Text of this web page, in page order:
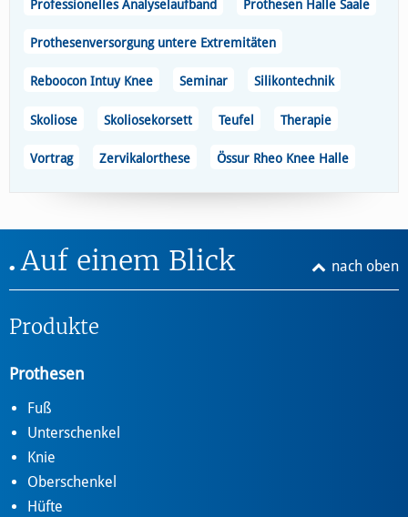
Professionelles Analyselaufband Prothesen Halle Saale
Prothesenversorgung untere Extremitäten
Reboocon Intuy Knee Seminar Silikontechnik
Skoliose Skoliosekorsett Teufel Therapie
Vortrag Zervikalorthese Össur Rheo Knee Halle
nach oben
Auf einem Blick
Produkte
Prothesen
Fuß
Unterschenkel
Knie
Oberschenkel
Hüfte